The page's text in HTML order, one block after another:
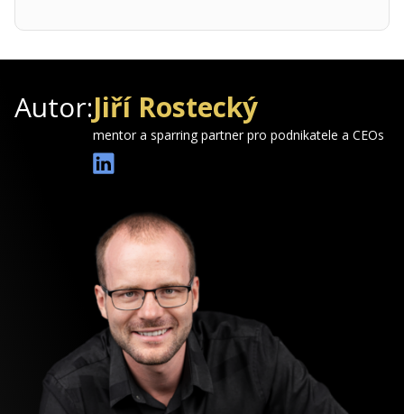
Autor:Jiří Rostecký
mentor a sparring partner pro podnikatele a CEOs